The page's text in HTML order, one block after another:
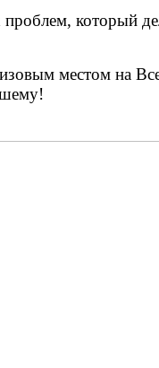
который
местом на